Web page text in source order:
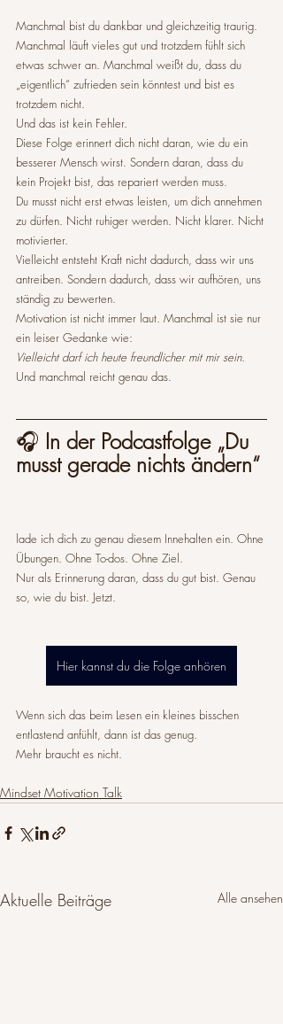
Manchmal bist du dankbar und gleichzeitig traurig.
Manchmal läuft vieles gut und trotzdem fühlt sich
etwas schwer an. Manchmal weißt du, dass du
„eigentlich“ zufrieden sein könntest und bist es
trotzdem nicht.
Und das ist kein Fehler.
Diese Folge erinnert dich nicht daran, wie du ein
besserer Mensch wirst. Sondern daran, dass du
kein Projekt bist, das repariert werden muss.
Du musst nicht erst etwas leisten, um dich annehmen
zu dürfen. Nicht ruhiger werden. Nicht klarer. Nicht
motivierter.
Vielleicht entsteht Kraft nicht dadurch, dass wir uns
antreiben. Sondern dadurch, dass wir aufhören, uns
ständig zu bewerten.
Motivation ist nicht immer laut. Manchmal ist sie nur
ein leiser Gedanke wie:
Vielleicht darf ich heute freundlicher mit mir sein.
Und manchmal reicht genau das.
🎧 In der Podcastfolge „Du
musst gerade nichts ändern“
lade ich dich zu genau diesem Innehalten ein. Ohne
Übungen. Ohne To-dos. Ohne Ziel.
Nur als Erinnerung daran, dass du gut bist. Genau
so, wie du bist. Jetzt.
Hier kannst du die Folge anhören
Wenn sich das beim Lesen ein kleines bisschen
entlastend anfühlt, dann ist das genug.
Mehr braucht es nicht.
Mindset Motivation Talk
Aktuelle Beiträge Alle ansehen